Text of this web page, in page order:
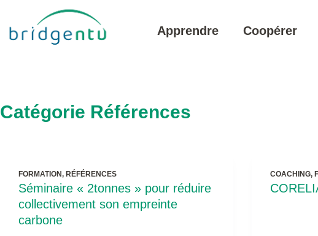
au
contenu
Apprendre Coopérer
Catégorie Références
FORMATION, RÉFÉRENCES
Séminaire « 2tonnes » pour réduire
collectivement son empreinte
carbone
COACHING,